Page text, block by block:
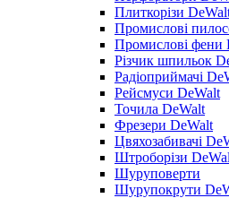
Плиткорізи
Промислові
Промислові фени
Різчик шпильок
Радіоприймачі
Рейсмуси DeWalt
Точила DeWalt
Фрезери DeWalt
Цвяхозабивачі
Штроборізи
Шуруповерти
Шурупокрути